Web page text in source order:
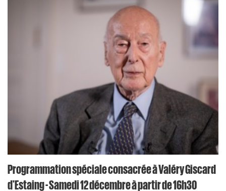
Programmation spéciale consacrée à Valéry Giscard
d'Estaing - Samedi 12 décembre à partir de 16h30